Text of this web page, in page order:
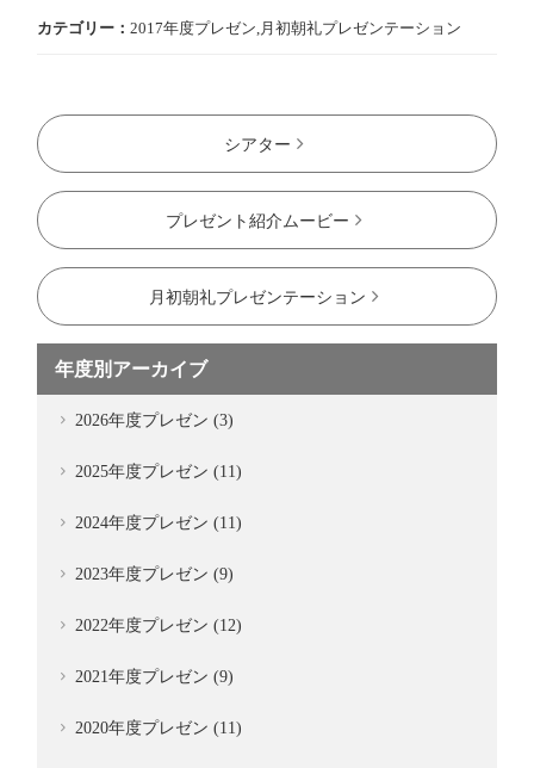
カテゴリー：2017年度プレゼン 月初朝礼プレゼンテーション
シアター
プレゼント紹介ムービー
月初朝礼プレゼンテーション
年度別アーカイブ
2026年度プレゼン (3)
2025年度プレゼン (11)
2024年度プレゼン (11)
2023年度プレゼン (9)
2022年度プレゼン (12)
2021年度プレゼン (9)
2020年度プレゼン (11)